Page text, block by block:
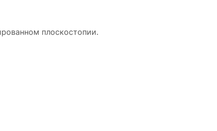
плоскостопии.